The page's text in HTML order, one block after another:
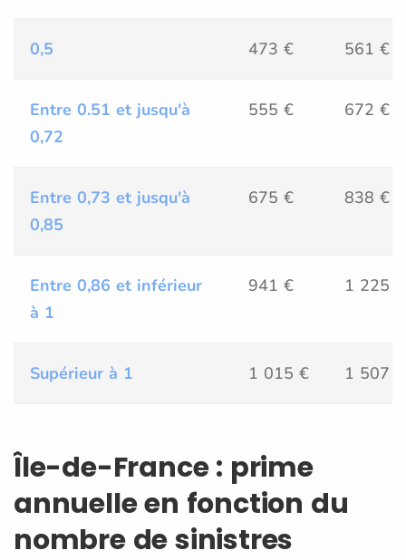
0,5 473 € 561 €
Entre 0.51 et jusqu'à
0,72
555 € 672 €
Entre 0,73 et jusqu'à
0,85
675 € 838 €
Entre 0,86 et inférieur
à 1
941 € 1 225 €
Supérieur à 1 1 015 € 1 507 €
Île-de-France : prime
annuelle en fonction du
nombre de sinistres